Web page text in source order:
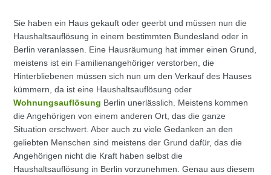
Sie haben ein Haus gekauft oder geerbt und müssen nun die
Haushaltsauflösung in einem bestimmten Bundesland oder in
Berlin veranlassen. Eine Hausräumung hat immer einen Grund,
meistens ist ein Familienangehöriger verstorben, die
Hinterbliebenen müssen sich nun um den Verkauf des Hauses
kümmern, da ist eine Haushaltsauflösung oder
Wohnungsauflösung Berlin unerlässlich. Meistens kommen
die Angehörigen von einem anderen Ort, das die ganze
Situation erschwert. Aber auch zu viele Gedanken an den
geliebten Menschen sind meistens der Grund dafür, das die
Angehörigen nicht die Kraft haben selbst die
Haushaltsauflösung in Berlin vorzunehmen. Genau aus diesem